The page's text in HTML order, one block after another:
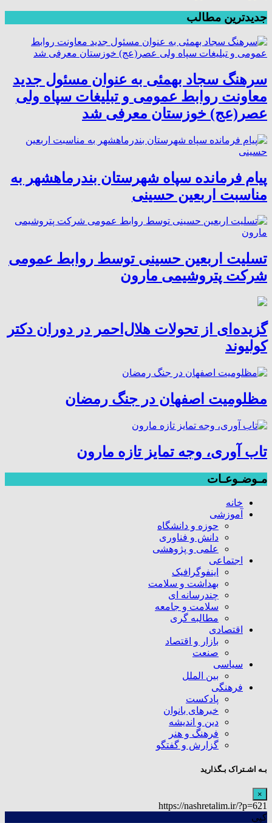
جدیدترین مطالب
سرهنگ سجاد بهمئی به عنوان مسئول جدید
معاونت روابط عمومی و تبلیغات سپاه ولی
عصر(عج) خوزستان معرفی شد
پیام فرمانده سپاه شهرستان بندرماهشهر به
مناسبت اربعین حسینی
تسلیت اربعین حسینی توسط روابط عمومی
شرکت پتروشیمی مارون
گزیده‌ای از تحولات هلال‌احمر در دوران دکتر
کولیوند
مظلومیت اصفهان در جنگ رمضان
تاب آوری، وجه تمایز تازه مارون
مـوضـوعـات
خانه
آموزشی
حوزه و دانشگاه
دانش و فناوری
علمی و پژوهشی
اجتماعی
اینفوگرافیک
بهداشت و سلامت
چندرسانه ای
سلامت و جامعه
مطالبه گری
اقتصادی
بازار و اقتصاد
صنعت
سیاسی
بین الملل
فرهنگی
پادکست
خبرهای بانوان
دین و اندیشه
فرهنگ و هنر
گزارش و گفتگو
بـه اشـتراک بـگذارید
×
https://nashretalim.ir/?p=621
کپی